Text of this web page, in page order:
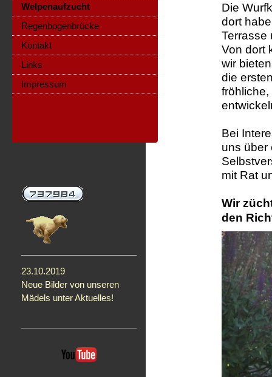
Die
dort
Terrasse
Von dort
wir
die
Bei
uns über
mit Rat
Wir
den
Welpenaufzucht
Regenbogenbrücke
Kontakt
Links
Impressum
23.10.2019
Neue Bilder von unseren
Mädels unter Aktuelles!